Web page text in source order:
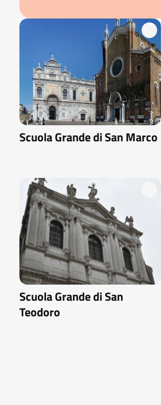
Scuola Grande di San Marco
Scuola Grande di San
Teodoro